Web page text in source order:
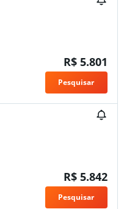
R$ 5.801
Pesquisar
R$ 5.842
Pesquisar